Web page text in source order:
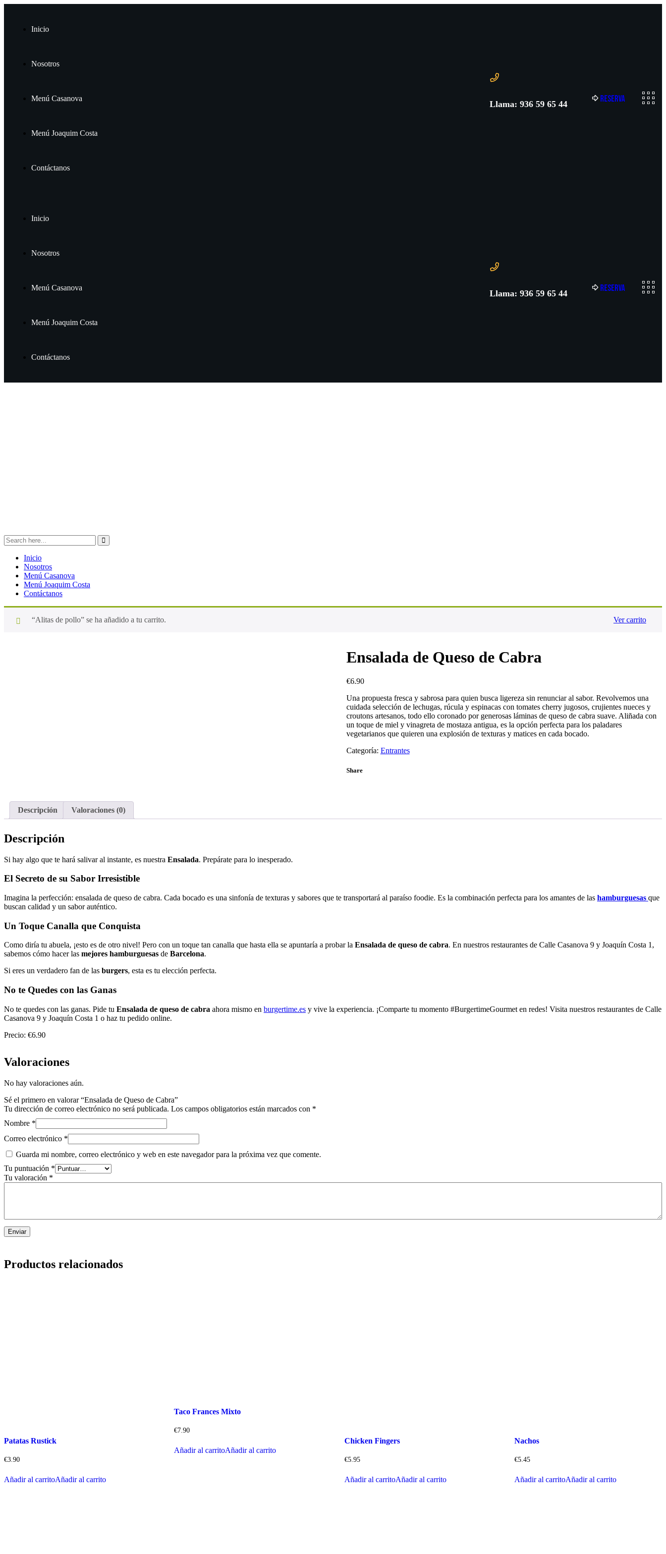
Inicio
Nosotros
Menú Casanova
Menú Joaquim Costa
Contáctanos
Llama: 936 59 65 44
Reserva
Inicio
Nosotros
Menú Casanova
Menú Joaquim Costa
Contáctanos
Llama: 936 59 65 44
Reserva
Inicio
Nosotros
Menú Casanova
Menú Joaquim Costa
Contáctanos
“Alitas de pollo” se ha añadido a tu carrito. Ver carrito
Ensalada de Queso de Cabra
€6.90
Una propuesta fresca y sabrosa para quien busca ligereza sin renunciar al sabor. Revolvemos una
cuidada selección de lechugas, rúcula y espinacas con tomates cherry jugosos, crujientes nueces y
croutons artesanos, todo ello coronado por generosas láminas de queso de cabra suave. Aliñada con
un toque de miel y vinagreta de mostaza antigua, es la opción perfecta para los paladares
vegetarianos que quieren una explosión de texturas y matices en cada bocado.
Categoría: Entrantes
Share
Descripción Valoraciones (0)
Descripción
Si hay algo que te hará salivar al instante, es nuestra Ensalada. Prepárate para lo inesperado.
El Secreto de su Sabor Irresistible
Imagina la perfección: ensalada de queso de cabra. Cada bocado es una sinfonía de texturas y sabores que te transportará al paraíso foodie. Es la combinación perfecta para los amantes de las hamburguesas que
buscan calidad y un sabor auténtico.
Un Toque Canalla que Conquista
Como diría tu abuela, ¡esto es de otro nivel! Pero con un toque tan canalla que hasta ella se apuntaría a probar la Ensalada de queso de cabra. En nuestros restaurantes de Calle Casanova 9 y Joaquín Costa 1,
sabemos cómo hacer las mejores hamburguesas de Barcelona.
Si eres un verdadero fan de las burgers, esta es tu elección perfecta.
No te Quedes con las Ganas
No te quedes con las ganas. Pide tu Ensalada de queso de cabra ahora mismo en burgertime.es y vive la experiencia. ¡Comparte tu momento #BurgertimeGourmet en redes! Visita nuestros restaurantes de Calle
Casanova 9 y Joaquín Costa 1 o haz tu pedido online.
Precio: €6.90
Valoraciones
No hay valoraciones aún.
Sé el primero en valorar “Ensalada de Queso de Cabra”
Tu dirección de correo electrónico no será publicada. Los campos obligatorios están marcados con *
Nombre *
Correo electrónico *
Guarda mi nombre, correo electrónico y web en este navegador para la próxima vez que comente.
Tu puntuación *
Tu valoración *
Productos relacionados
Patatas Rustick
€3.90
Añadir al carritoAñadir al carrito
Taco Frances Mixto
€7.90
Añadir al carritoAñadir al carrito
Chicken Fingers
€5.95
Añadir al carritoAñadir al carrito
Nachos
€5.45
Añadir al carritoAñadir al carrito